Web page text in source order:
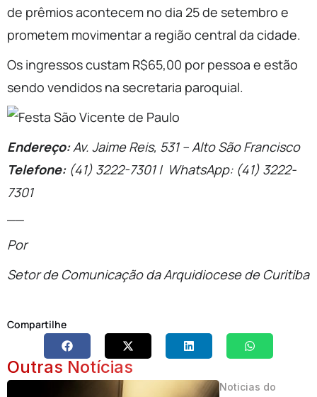
de prêmios acontecem no dia 25 de setembro e
prometem movimentar a região central da cidade.
Os ingressos custam R$65,00 por pessoa e estão
sendo vendidos na secretaria paroquial.
Endereço:Av. Jaime Reis, 531 – Alto São Francisco
Telefone:(41) 3222-7301 | WhatsApp: (41) 3222-
7301
Por
Setor de Comunicação da Arquidiocese de Curitiba
Compartilhe
Outras Notícias
Noticias do